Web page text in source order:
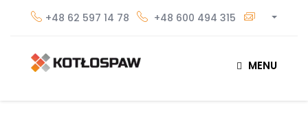
+48 62 597 14 78 +48 600 494 315
MENU